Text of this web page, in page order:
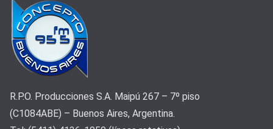
R.P.O. Producciones S.A. Maipú 267 – 7º piso
(C1084ABE) – Buenos Aires, Argentina.